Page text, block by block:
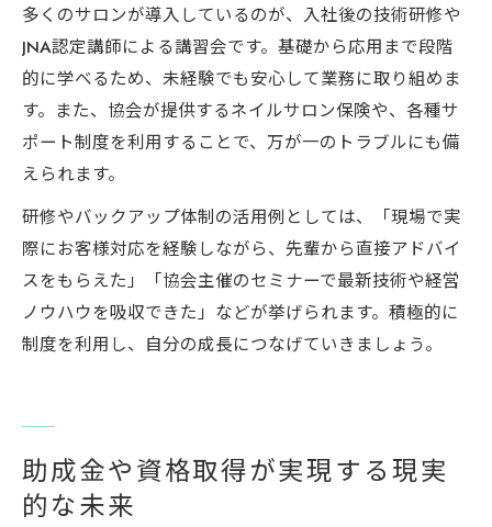
多くのサロンが導入しているのが、入社後の技術研修や
JNA認定講師による講習会です。基礎から応用まで段階
的に学べるため、未経験でも安心して業務に取り組めま
す。また、協会が提供するネイルサロン保険や、各種サ
ポート制度を利用することで、万が一のトラブルにも備
えられます。
研修やバックアップ体制の活用例としては、「現場で実
際にお客様対応を経験しながら、先輩から直接アドバイ
スをもらえた」「協会主催のセミナーで最新技術や経営
ノウハウを吸収できた」などが挙げられます。積極的に
制度を利用し、自分の成長につなげていきましょう。
助成金や資格取得が実現する現実
的な未来